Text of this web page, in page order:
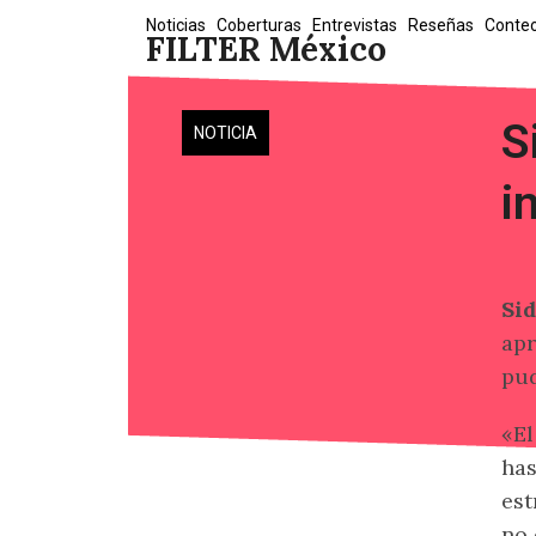
FILTER México
Noticias Coberturas Entrevistas Reseñas
NOTICIA